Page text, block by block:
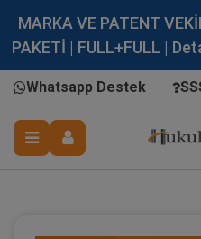
MARKA VE PATENT
PAKETİ | FULL+FULL |
Whatsapp Destek